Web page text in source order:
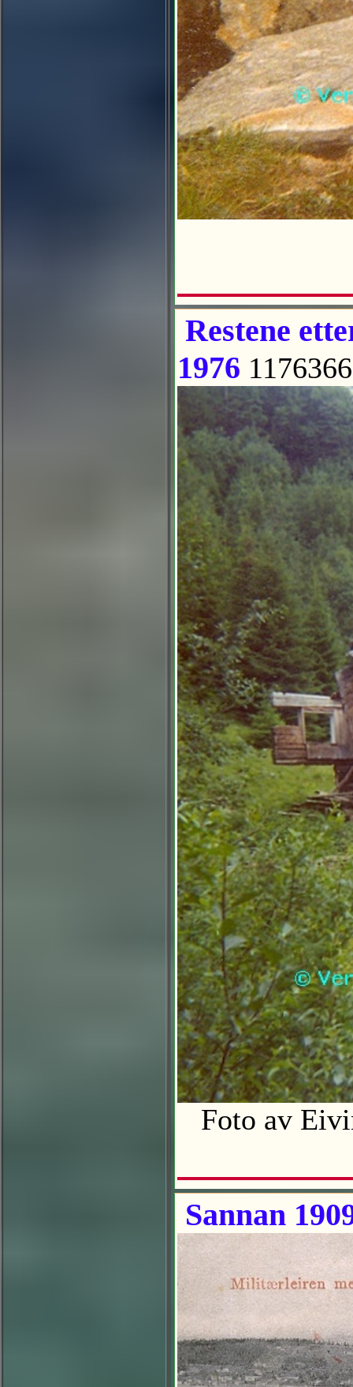
Restene
1976
Foto av
Sannan